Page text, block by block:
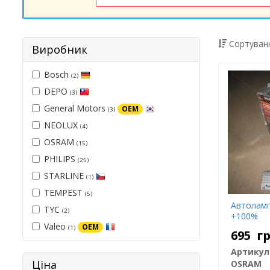
Виробник
Bosch (2)
DEPO (3)
General Motors (3) OEM
NEOLUX (4)
OSRAM (15)
PHILIPS (25)
STARLINE (1)
TEMPEST (5)
TYC (2)
Valeo (1) OEM
Ціна
+100%
695
OSRAM